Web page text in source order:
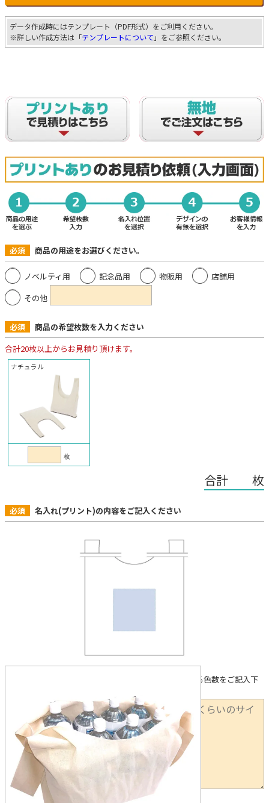
データ作成時にはテンプレート（PDF形式）をご利用ください。
※詳しい作成方法は「テンプレートについて 」をご参照ください。
必須 商品の用途をお選びください。
ノベルティ用 記念品用 物販用
店舗用
その他
必須
商品の希望枚数を入力ください
合計20枚以上からお見積り頂けます。
ナチュラル
枚
合計 枚
必須 名入れ(プリント)の内容をご記入ください
下記に①印刷箇所 ②製法（希望がある場合） ③使用する色数をご記入下